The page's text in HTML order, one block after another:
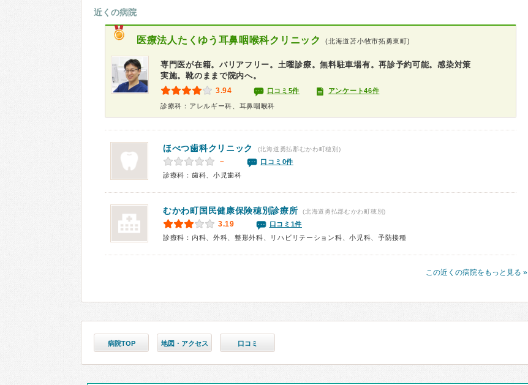
近くの病院
医療法人 たくゆう耳鼻咽喉科クリニック (北海道苫小牧市拓勇東町)
専門医が在籍。バリアフリー。土曜診療。無料駐車場有。再診予約可能。感染対策
実施。靴のままで院内へ。
3.94 口コミ5件 アンケート46件
診療科：アレルギー科、耳鼻咽喉科
ほべつ歯科クリニック (北海道勇払郡むかわ町穂別)
－
口コミ0件
診療科：歯科、小児歯科
むかわ町国民健康保険穂別診療所 (北海道勇払郡むかわ町穂別)
3.19
口コミ1件
診療科：内科、外科、整形外科、リハビリテーション科、小児科、予防接種
この近くの病院をもっと見る »
病院TOP 地図・アクセス 口コミ